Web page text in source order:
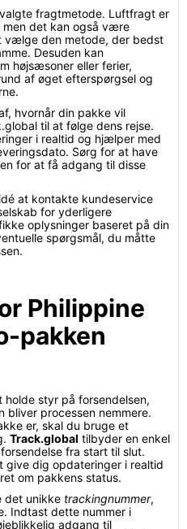
fragtmetode. Luftfragt er
men det kan også være
vælge den metode, der bedst
Desuden kan
højsæsoner eller ferier,
af øget efterspørgsel og
hvornår din pakke vil
til at følge dens rejse.
i realtid og hjælper med
Sørg for at have
for at få adgang til disse
at kontakte kundeservice
for yderligere
oplysninger baseret på din
spørgsmål, du måtte
Philippine
pakken
styr på forsendelsen,
bliver processen nemmere.
er, skal du bruge et
Track.global tilbyder en enkel
fra start til slut.
dig opdateringer i realtid
om pakkens status.
det unikke trackingnummer,
Indtast dette nummer i
adgang til